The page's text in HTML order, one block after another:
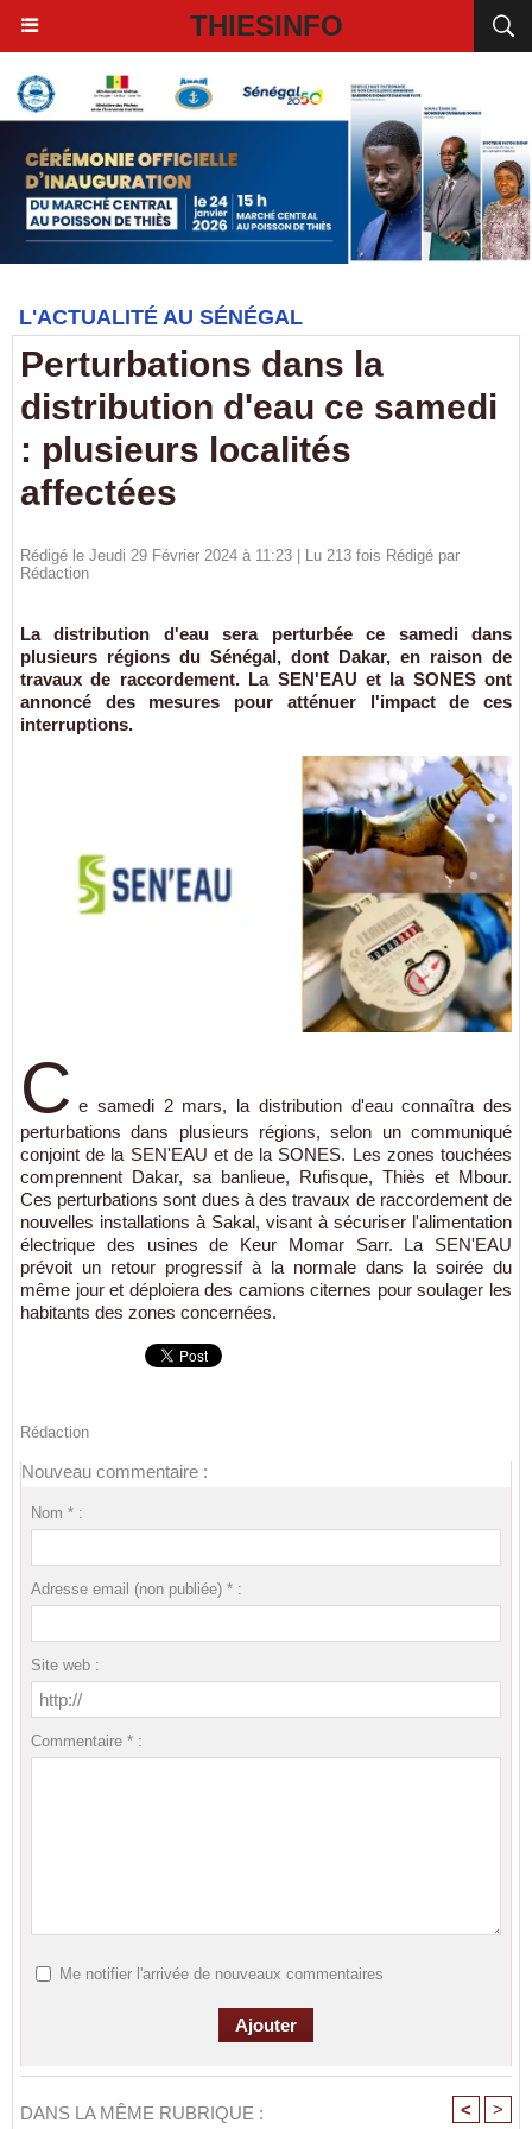
THIESINFO
L'ACTUALITÉ AU SÉNÉGAL
Perturbations dans la
distribution d'eau ce samedi
: plusieurs localités
affectées
Rédigé le Jeudi 29 Février 2024 à 11:23 | Lu 213 fois Rédigé par
Rédaction
La distribution d'eau sera perturbée ce samedi dans
plusieurs régions du Sénégal, dont Dakar, en raison de
travaux de raccordement. La SEN'EAU et la SONES ont
annoncé des mesures pour atténuer l'impact de ces
interruptions.
C e samedi 2 mars, la distribution d'eau connaîtra des
perturbations dans plusieurs régions, selon un communiqué
conjoint de la SEN'EAU et de la SONES. Les zones touchées
comprennent Dakar, sa banlieue, Rufisque, Thiès et Mbour.
Ces perturbations sont dues à des travaux de raccordement de
nouvelles installations à Sakal, visant à sécuriser l'alimentation
électrique des usines de Keur Momar Sarr. La SEN'EAU
prévoit un retour progressif à la normale dans la soirée du
même jour et déploiera des camions citernes pour soulager les
habitants des zones concernées.
Rédaction
Nouveau commentaire :
Nom * :
Adresse email (non publiée) * :
Site web :
Commentaire * :
Me notifier l'arrivée de nouveaux commentaires
DANS LA MÊME RUBRIQUE : < >